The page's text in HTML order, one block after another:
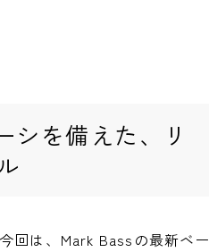
シを備えた、リ
回は、Mark Bassの最新ベー